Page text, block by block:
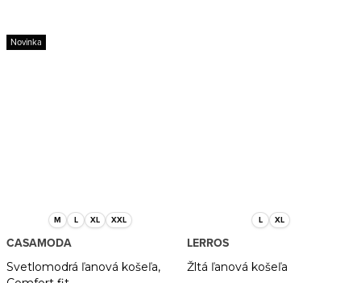
Novinka
M L XL XXL
Svetlomodrá ľanová košeľa,
CASAMODA
L XL
Žltá ľanová košeľa
LERROS